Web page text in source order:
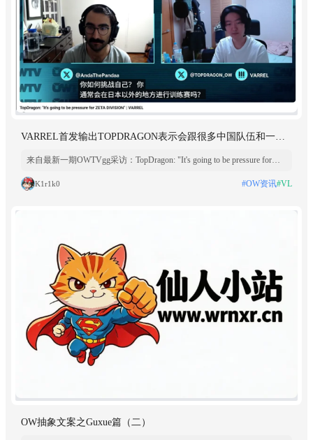
VARREL首发输出TOPDRAGON表示会跟很多中国队伍和一些
来自最新一期OWTVgg采访：TopDragon: "It's going to be pressure for
训练赛约的中国队伍数量>韩国队伍
K1r1k0 #OW资讯#VL
OW抽象文案之Guxue篇（二）